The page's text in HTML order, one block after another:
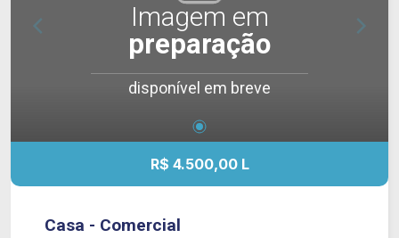
Imagem em
preparação
disponível em breve
R$ 4.500,00 L
Casa - Comercial